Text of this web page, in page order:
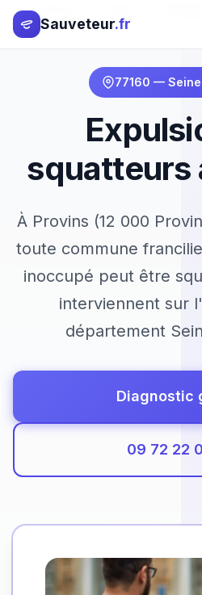
Sauveteur.fr
Accueil
77160 —
squatteurs
À Provins (12 000
toute commune
inoccupé peut être
interviennent sur
département
Diagnostic
09 72 22